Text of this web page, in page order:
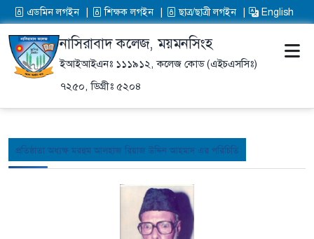
এডমিন লগইন শিক্ষক লগইন ছাত্র/ছাত্রী লগইন English
নাসিরাবাদ কলেজ, ময়মনসিংহ
ইআইআইএনঃ ১১১৯১২, কলেজ কোড (এইচএসসিঃ)
৭২৫০, ডিগ্রীঃ ৫২০৪
প্রতিষ্ঠাতা অধ্যক্ষ মরহুম আলহাজ রিয়াজ উদ্দিন আহমাদ এর পরিচিতি